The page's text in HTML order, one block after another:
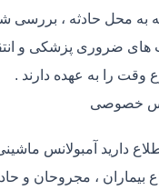
به محل حادثه ، بررسی
های ضروری پزشکی و
وقت را به عهده دارند .
خصوصی
دارید آمبولانس
بیماران ، مجروحان و